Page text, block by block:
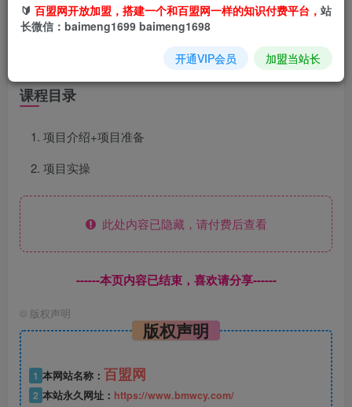
发布平台提供视频就有钱 无粉丝要求 不看视频播放量 发布
课程目录
项目介绍+项目准备
项目实操
此处内容已隐藏，请付费后查看
------本页内容已结束，喜欢请分享------
© 版权声明
版权声明
1 本网站名称： 百盟网
2 本站永久网址： https://www.bmwcy.com/
🔰 百盟网开放加盟，搭建一个和百盟网一样的知识付费平台， 站
长微信：baimeng1699 baimeng1698
开通VIP会员 加盟当站长